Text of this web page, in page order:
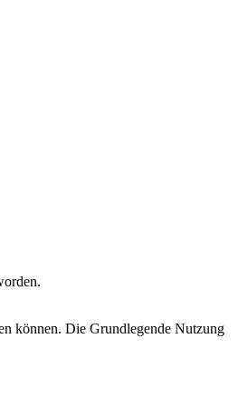
können. Die Grundlegende Nutzung